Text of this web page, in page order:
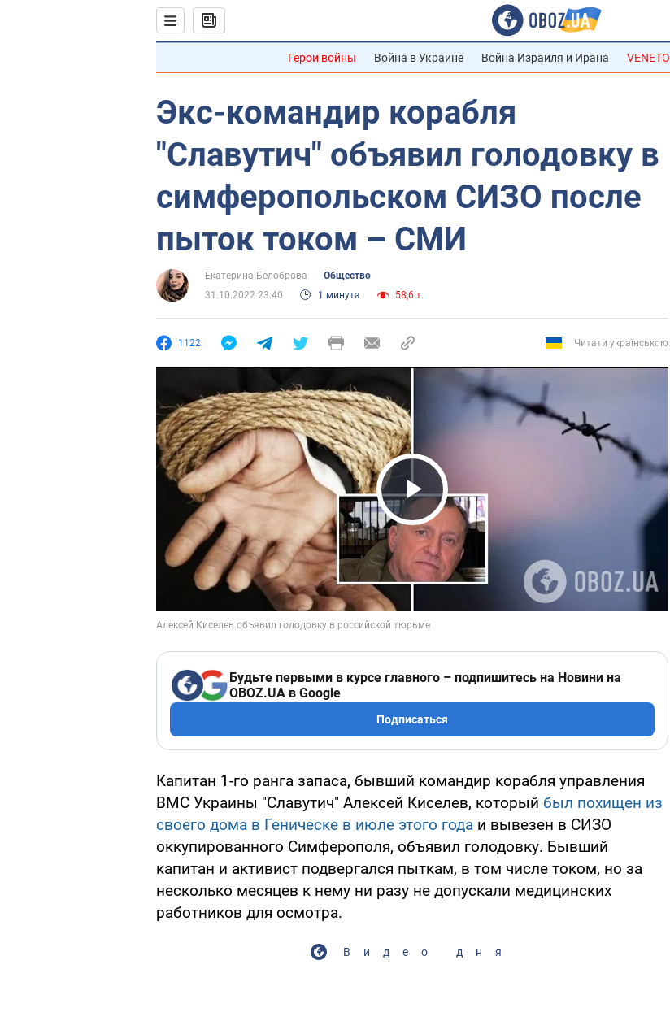
Герои войны Война в Украине Война Израиля и Ирана VENETO
Экс-командир корабля
"Славутич" объявил голодовку в
симферопольском СИЗО после
пыток током – СМИ
Екатерина Белоброва
Общество
31.10.2022 23:40
1 минута 58,6 т.
1122 Читати українською
Play Video
Будьте первыми в курсе главного – подпишитесь на Новини на
OBOZ.UA в Google
Подписаться
Капитан 1-го ранга запаса, бывший командир корабля управления
ВМС Украины "Славутич" Алексей Киселев, который был похищен из
своего дома в Геническе в июле этого года и вывезен в СИЗО
оккупированного Симферополя, объявил голодовку. Бывший
капитан и активист подвергался пыткам, в том числе током, но за
несколько месяцев к нему ни разу не допускали медицинских
работников для осмотра.
Видео дня